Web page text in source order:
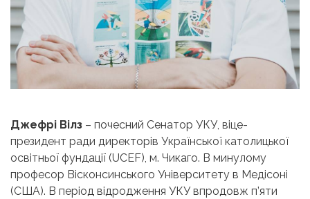
Джефрі Вілз – почесний Сенатор УКУ, віце-
президент ради директорів Української католицької
освітньої фундації (UCEF), м. Чикаго. В минулому
професор Вісконсинського Університету в Медісоні
(США). В період відродження УКУ впродовж п’яти